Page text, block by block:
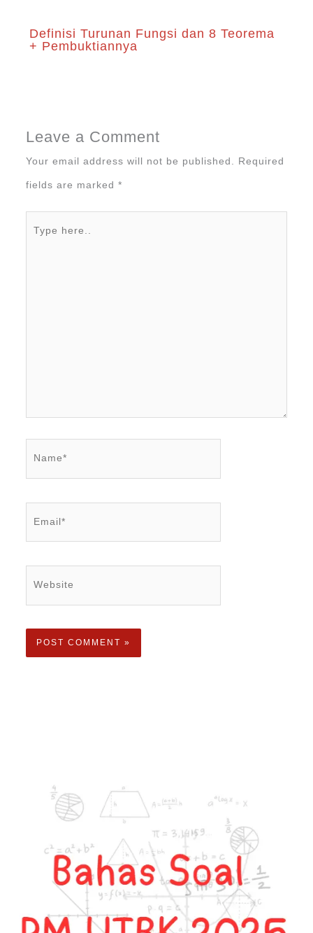
Definisi Turunan Fungsi dan 8 Teorema
+ Pembuktiannya
Leave a Comment
Your email address will not be published. Required
fields are marked *